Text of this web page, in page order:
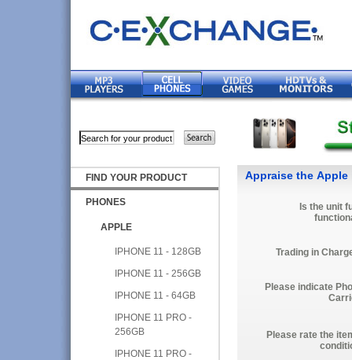
FIND YOUR PRODUCT
PHONES
APPLE
IPHONE 11 - 128GB
IPHONE 11 - 256GB
IPHONE 11 - 64GB
IPHONE 11 PRO -
256GB
IPHONE 11 PRO -
Appraise the Apple
Is the unit
Trading in
Please indicate
Please rate the